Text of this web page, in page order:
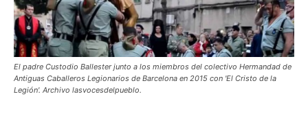
El padre Custodio Ballester junto a los miembros del colectivo Hermandad de
Antiguas Caballeros Legionarios de Barcelona en 2015 con 'El Cristo de la
Legión'. Archivo lasvocesdelpueblo.